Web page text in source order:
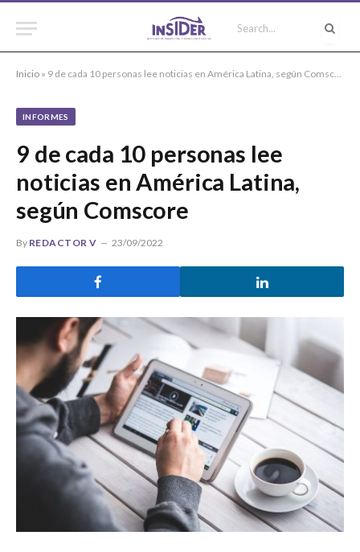
Inicio » 9 de cada 10 personas lee noticias en América Latina, según Comscore
INFORMES
9 de cada 10 personas lee
noticias en América Latina,
según Comscore
By REDACTOR V 23/09/2022